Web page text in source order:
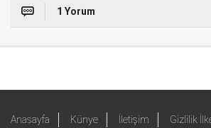
1 Yorum
Anasayfa Künye İletişim Gizlilik